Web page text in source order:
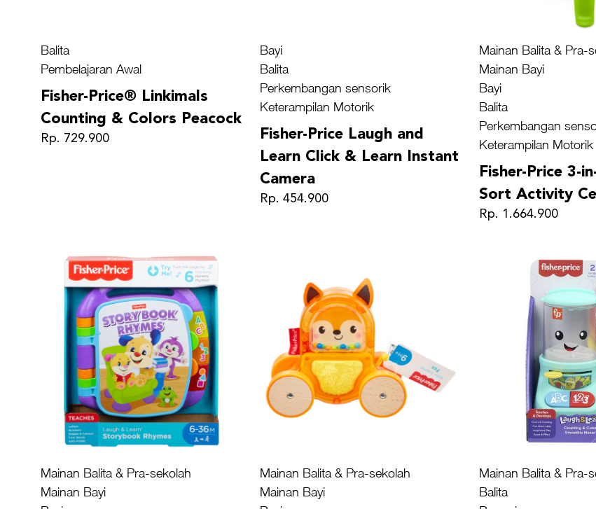
Balita
Pembelajaran Awal
Fisher-Price® Linkimals
Counting & Colors Peacock
Rp. 729.900
Bayi
Balita
Perkembangan sensorik
Keterampilan Motorik
Fisher-Price Laugh and
Learn Click & Learn Instant
Camera
Rp. 454.900
Mainan Balita & Pra-
Mainan Bayi
Bayi
Balita
Perkembangan
Keterampilan Motorik
Fisher-Price 3-
Sort Activity
Rp. 1.664.900
Mainan Balita & Pra-sekolah
Mainan Bayi
Mainan Balita & Pra-sekolah
Mainan Bayi
Mainan Balita & Pra-
Balita